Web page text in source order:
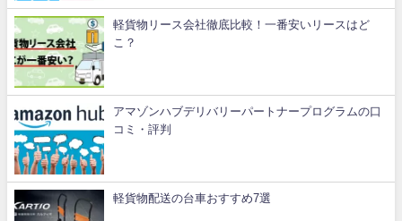
軽貨物リース会社徹底比較！一番安いリースはど
こ？
アマゾンハブデリバリーパートナープログラムの口
コミ・評判
軽貨物配送の台車おすすめ7選